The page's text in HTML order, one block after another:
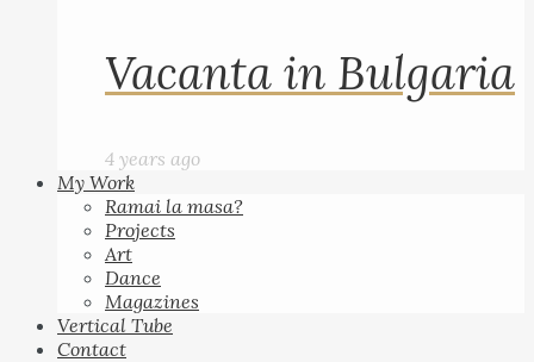
Vacanta in Bulgaria
4 years ago
My Work
Ramai la masa?
Projects
Art
Dance
Magazines
Vertical Tube
Contact